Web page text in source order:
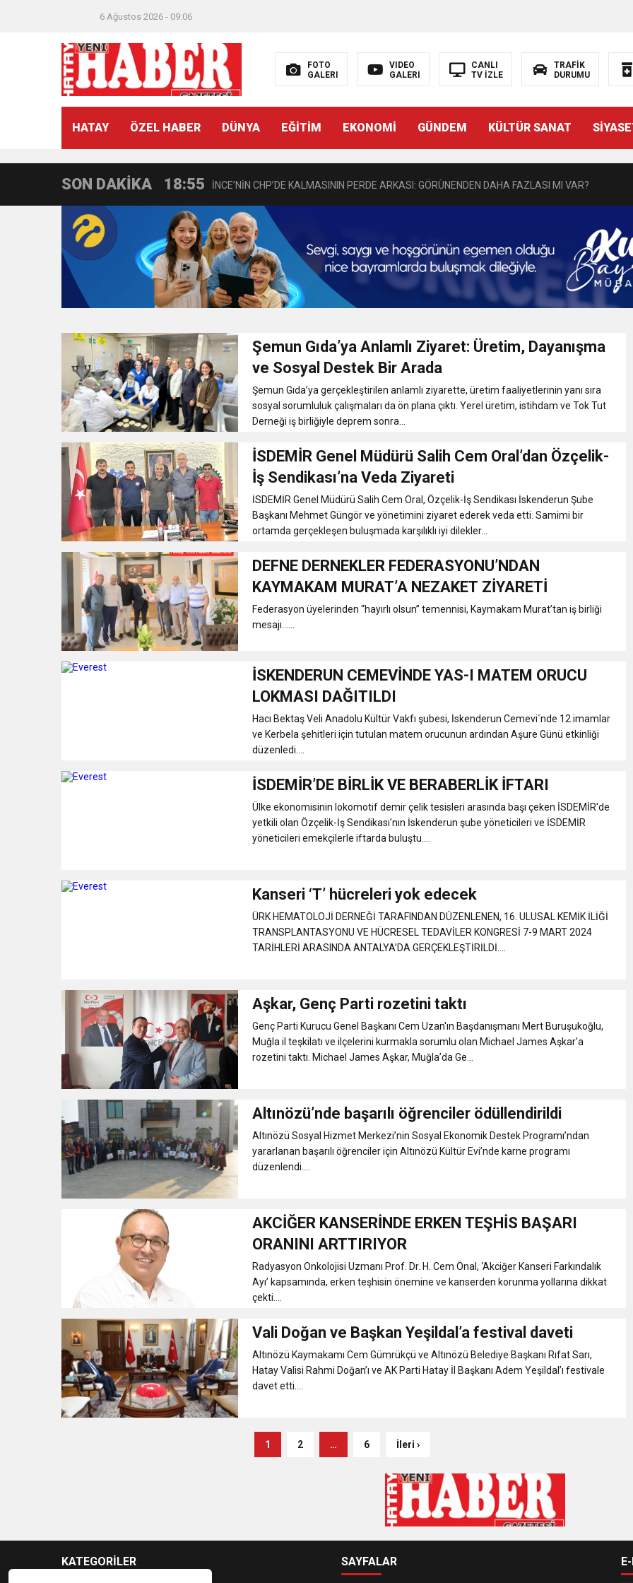
6 Ağustos 2026 - 09:06
FOTO
GALERI
VIDEO
GALERI
CANLI
TV İZLE
TRAFİK
DURUMU
HATAY ÖZEL HABER DÜNYA EĞİTİM EKONOMİ GÜNDEM KÜLTÜR SANAT
SON DAKİKA
21:40 CEYLANDERE’DE BAŞKAN EMRAH KARAÇAY’A SEVGİ SELİ
18:22
18:55 İNCE’NİN CHP’DE KALMASININ PERDE ARKASI: GÖRÜNENDEN DAHA FAZLASI MI VAR?
11:57 IŞIL Eczanesi Görkemli Bir Törenle Hizmete Açıldı
21:40 HİKMET KAMİL ERYILMAZ’DAN EĞİTİME KALICI YATIRIM
3:47
6:19 HBB BAŞKANI ÖNTÜRK’ÜN CUMHURİYET BAYRAMI MESAJI
17:36 KURUMLAR VERGİSİ ERTELENDİ
1:00
21:40 CEYLANDERE’DE BAŞKAN EMRAH KARAÇAY’A SEVGİ SELİ
18:22 BAŞKAN SAMİ ÜSTÜN’DEN GÖNÜLLERE DOKUNAN ZİYARET
Şemun Gıda’ya Anlamlı Ziyaret: Üretim, Dayanışma
ve Sosyal Destek Bir Arada
Şemun Gıda’ya gerçekleştirilen anlamlı ziyarette, üretim faaliyetlerinin yanı sıra
sosyal sorumluluk çalışmaları da ön plana çıktı. Yerel üretim, istihdam ve Tok Tut
Derneği iş birliğiyle deprem sonra...
İSDEMİR Genel Müdürü Salih Cem Oral’dan Özçelik-
İş Sendikası’na Veda Ziyareti
İSDEMİR Genel Müdürü Salih Cem Oral, Özçelik-İş Sendikası İskenderun Şube
Başkanı Mehmet Güngör ve yönetimini ziyaret ederek veda etti. Samimi bir
ortamda gerçekleşen buluşmada karşılıklı iyi dilekler...
DEFNE DERNEKLER FEDERASYONU’NDAN
KAYMAKAM MURAT’A NEZAKET ZİYARETİ
Federasyon üyelerinden “hayırlı olsun” temennisi, Kaymakam Murat’tan iş birliği
mesajı…...
İSKENDERUN CEMEVİNDE YAS-I MATEM ORUCU
LOKMASI DAĞITILDI
Hacı Bektaş Veli Anadolu Kültür Vakfı şubesi, İskenderun Cemevi´nde 12 imamlar
ve Kerbela şehitleri için tutulan matem orucunun ardından Aşure Günü etkinliği
düzenledi....
İSDEMİR’DE BİRLİK VE BERABERLİK İFTARI
Ülke ekonomisinin lokomotif demir çelik tesisleri arasında başı çeken İSDEMİR'de
yetkili olan Özçelik-İş Sendikası'nın İskenderun şube yöneticileri ve İSDEMİR
yöneticileri emekçilerle iftarda buluştu....
Kanseri ‘T’ hücreleri yok edecek
ÜRK HEMATOLOJİ DERNEĞİ TARAFINDAN DÜZENLENEN, 16. ULUSAL KEMİK İLİĞİ
TRANSPLANTASYONU VE HÜCRESEL TEDAVİLER KONGRESİ 7-9 MART 2024
TARİHLERİ ARASINDA ANTALYA’DA GERÇEKLEŞTİRİLDİ....
Aşkar, Genç Parti rozetini taktı
Genç Parti Kurucu Genel Başkanı Cem Uzan'ın Başdanışmanı Mert Buruşukoğlu,
Muğla il teşkilatı ve ilçelerini kurmakla sorumlu olan Michael James Aşkar'a
rozetini taktı. Michael James Aşkar, Muğla’da Ge...
Altınözü’nde başarılı öğrenciler ödüllendirildi
Altınözü Sosyal Hizmet Merkezi’nin Sosyal Ekonomik Destek Programı’ndan
yararlanan başarılı öğrenciler için Altınözü Kültür Evi’nde karne programı
düzenlendi....
AKCİĞER KANSERİNDE ERKEN TEŞHİS BAŞARI
ORANINI ARTTIRIYOR
Radyasyon Onkolojisi Uzmanı Prof. Dr. H. Cem Önal, ‘Akciğer Kanseri Farkındalık
Ayı’ kapsamında, erken teşhisin önemine ve kanserden korunma yollarına dikkat
çekti....
Vali Doğan ve Başkan Yeşildal’a festival daveti
Altınözü Kaymakamı Cem Gümrükçü ve Altınözü Belediye Başkanı Rıfat Sarı,
Hatay Valisi Rahmi Doğan’ı ve AK Parti Hatay İl Başkanı Adem Yeşildal’ı festivale
davet etti....
1 2 … 6 İleri ›
KATEGORİLER SAYFALAR